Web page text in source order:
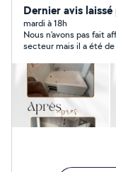
bain -débouchage
installation
Dernier avis
mardi à 18h
Nous n'avons pas fait
secteur mais il a été